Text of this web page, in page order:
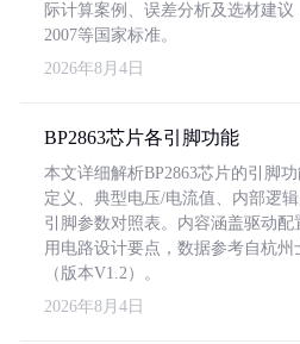
际计算案例、误差分析及选材建议
2007等国家标准。
2026年8月4日
BP2863芯片各引脚功能
本文详细解析BP2863芯片的引脚
定义、典型电压/电流值、内部逻
引脚参数对照表。内容涵盖驱动
用电路设计要点，数据参考自杭
（版本V1.2）。
2026年8月4日